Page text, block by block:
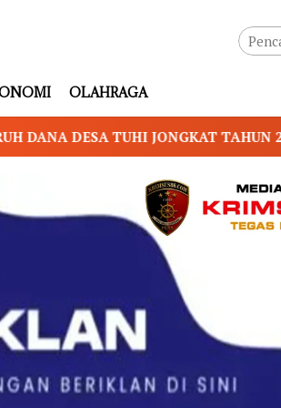
OLAHRAGA
2023–2025 Disorot, Warga Nilai